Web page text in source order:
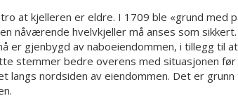
at kjelleren er eldre. I 1709 ble «grund med
nåværende hvelvkjeller må anses som
er gjenbygd av naboeiendommen, i tillegg til
stemmer bedre overens med situasjonen før
langs nordsiden av eiendommen. Det er